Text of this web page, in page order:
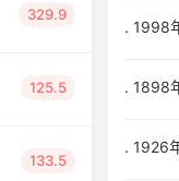
329.9
125.5
133.5
. 1998
. 1898
. 1926